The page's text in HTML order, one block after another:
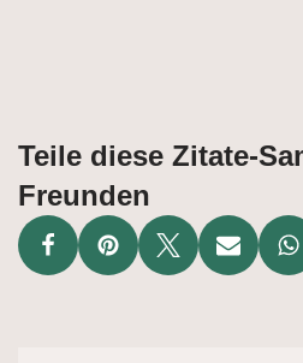
Teile diese Zitate-
Freunden